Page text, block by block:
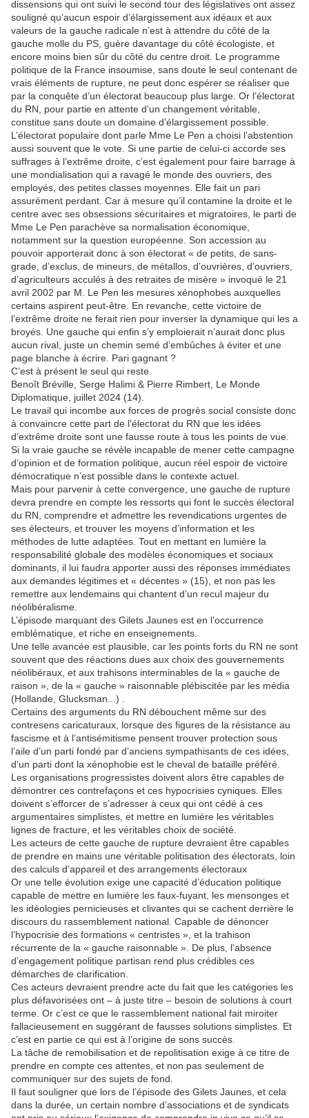
dissensions qui ont suivi le second tour des législatives ont assez
souligné qu’aucun espoir d’élargissement aux idéaux et aux
valeurs de la gauche radicale n’est à attendre du côté de la
gauche molle du PS, guère davantage du côté écologiste, et
encore moins bien sûr du côté du centre droit. Le programme
politique de la France insoumise, sans doute le seul contenant de
vrais éléments de rupture, ne peut donc espérer se réaliser que
par la conquête d’un électorat beaucoup plus large. Or l’électorat
du RN, pour partie en attente d’un changement véritable,
constitue sans doute un domaine d’élargissement possible.
L’électorat populaire dont parle Mme Le Pen a choisi l’abstention
aussi souvent que le vote. Si une partie de celui-ci accorde ses
suffrages à l’extrême droite, c’est également pour faire barrage à
une mondialisation qui a ravagé le monde des ouvriers, des
employés, des petites classes moyennes. Elle fait un pari
assurément perdant. Car à mesure qu’il contamine la droite et le
centre avec ses obsessions sécuritaires et migratoires, le parti de
Mme Le Pen parachève sa normalisation économique,
notamment sur la question européenne. Son accession au
pouvoir apporterait donc à son électorat « de petits, de sans-
grade, d’exclus, de mineurs, de métallos, d’ouvrières, d’ouvriers,
d’agriculteurs acculés à des retraites de misère » invoqué le 21
avril 2002 par M. Le Pen les mesures xénophobes auxquelles
certains aspirent peut-être. En revanche, cette victoire de
l’extrême droite ne ferait rien pour inverser la dynamique qui les a
broyés. Une gauche qui enfin s’y emploierait n’aurait donc plus
aucun rival, juste un chemin semé d’embûches à éviter et une
page blanche à écrire. Pari gagnant ?
C’est à présent le seul qui reste.
Benoît Bréville, Serge Halimi & Pierre Rimbert, Le Monde
Diplomatique, juillet 2024 (14).
Le travail qui incombe aux forces de progrès social consiste donc
à convaincre cette part de l’électorat du RN que les idées
d’extrême droite sont une fausse route à tous les points de vue.
Si la vraie gauche se révèle incapable de mener cette campagne
d’opinion et de formation politique, aucun réel espoir de victoire
démocratique n’est possible dans le contexte actuel.
Mais pour parvenir à cette convergence, une gauche de rupture
devra prendre en compte les ressorts qui font le succès électoral
du RN, comprendre et admettre les revendications urgentes de
ses électeurs, et trouver les moyens d’information et les
méthodes de lutte adaptées. Tout en mettant en lumière la
responsabilité globale des modèles économiques et sociaux
dominants, il lui faudra apporter aussi des réponses immédiates
aux demandes légitimes et « décentes » (15), et non pas les
remettre aux lendemains qui chantent d’un recul majeur du
néolibéralisme.
L’épisode marquant des Gilets Jaunes est en l’occurrence
emblématique, et riche en enseignements.
Une telle avancée est plausible, car les points forts du RN ne sont
souvent que des réactions dues aux choix des gouvernements
néolibéraux, et aux trahisons interminables de la « gauche de
raison », de la « gauche » raisonnable plébiscitée par les média
(Hollande, Glucksman...) .
Certains des arguments du RN débouchent même sur des
contresens caricaturaux, lorsque des figures de la résistance au
fascisme et à l’antisémitisme pensent trouver protection sous
l’aile d’un parti fondé par d’anciens sympathisants de ces idées,
d’un parti dont la xénophobie est le cheval de bataille préféré.
Les organisations progressistes doivent alors être capables de
démontrer ces contrefaçons et ces hypocrisies cyniques. Elles
doivent s’efforcer de s’adresser à ceux qui ont cédé à ces
argumentaires simplistes, et mettre en lumière les véritables
lignes de fracture, et les véritables choix de société.
Les acteurs de cette gauche de rupture devraient être capables
de prendre en mains une véritable politisation des électorats, loin
des calculs d’appareil et des arrangements électoraux
Or une telle évolution exige une capacité d’éducation politique
capable de mettre en lumière les faux-fuyant, les mensonges et
les idéologies pernicieuses et clivantes qui se cachent derrière le
discours du rassemblement national. Capable de dénoncer
l’hypocrisie des formations « centristes », et la trahison
récurrente de la « gauche raisonnable ». De plus, l’absence
d’engagement politique partisan rend plus crédibles ces
démarches de clarification.
Ces acteurs devraient prendre acte du fait que les catégories les
plus défavorisées ont – à juste titre – besoin de solutions à court
terme. Or c’est ce que le rassemblement national fait miroiter
fallacieusement en suggérant de fausses solutions simplistes. Et
c’est en partie ce qui est à l’origine de sons succès.
La tâche de remobilisation et de repolitisation exige à ce titre de
prendre en compte ces attentes, et non pas seulement de
communiquer sur des sujets de fond.
Il faut souligner que lors de l’épisode des Gilets Jaunes, et cela
dans la durée, un certain nombre d’associations et de syndicats